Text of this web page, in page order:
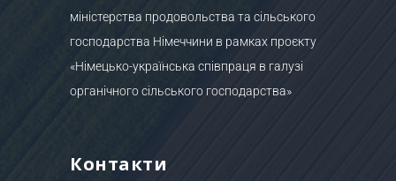
міністерства продовольства та сільського
господарства Німеччини в рамках проєкту
«Німецько-українська співпраця в галузі
органічного сільського господарства»
Контакти